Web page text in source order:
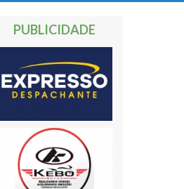
PUBLICIDADE